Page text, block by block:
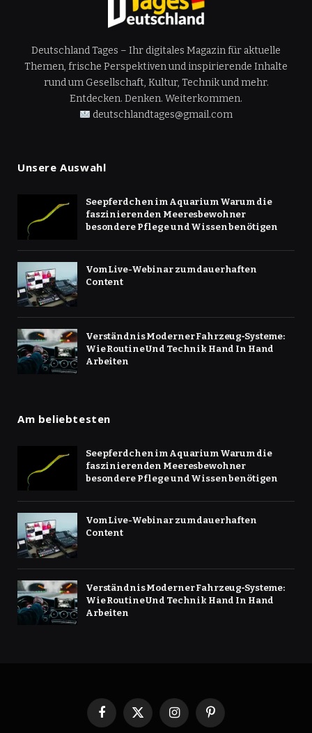
Deutschland Tages – Ihr digitales Magazin für aktuelle
Themen, frische Perspektiven und inspirierende Inhalte
rund um Gesellschaft, Kultur, Technik und mehr.
Entdecken. Denken. Weiterkommen.
deutschlandtages@gmail.com
Unsere Auswahl
Seepferdchen im Aquarium Warum die
faszinierenden Meeresbewohner
besondere Pflege und Wissen benötigen
Vom Live-Webinar zum dauerhaften
Content
Verständnis Moderner Fahrzeug‑Systeme:
Wie Routine Und Technik Hand In Hand
Arbeiten
Am beliebtesten
Seepferdchen im Aquarium Warum die
faszinierenden Meeresbewohner
besondere Pflege und Wissen benötigen
Vom Live-Webinar zum dauerhaften
Content
Verständnis Moderner Fahrzeug‑Systeme:
Wie Routine Und Technik Hand In Hand
Arbeiten
Facebook
X
InstagramPinterest